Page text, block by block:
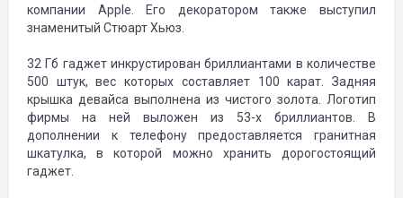
компании Apple. Его декоратором также выступил
знаменитый Стюарт Хьюз.
32 Гб гаджет инкрустирован бриллиантами в количестве
500 штук, вес которых составляет 100 карат. Задняя
крышка девайса выполнена из чистого золота. Логотип
фирмы на ней выложен из 53-х бриллиантов. В
дополнении к телефону предоставляется гранитная
шкатулка, в которой можно хранить дорогостоящий
гаджет.